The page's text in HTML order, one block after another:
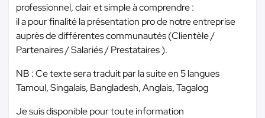
professionnel, clair et simple à comprendre :
il a pour finalité la présentation pro de notre entreprise
auprès de différentes communautés (Clientèle /
Partenaires / Salariés / Prestataires ).
NB : Ce texte sera traduit par la suite en 5 langues
Tamoul, Singalais, Bangladesh, Anglais, Tagalog
Je suis disponible pour toute information